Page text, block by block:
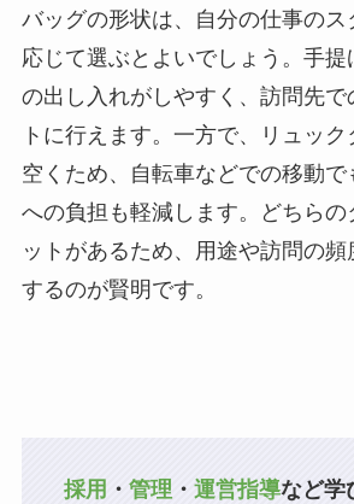
バッグの形状は、自分の仕事のス
応じて選ぶとよいでしょう。手
の出し入れがしやすく、訪問先で
トに行えます。一方で、リュッ
空くため、自転車などでの移動
への負担も軽減します。どちらの
ットがあるため、用途や訪問の頻
するのが賢明です。
採用 ・ 管理 ・ 運営指導など学